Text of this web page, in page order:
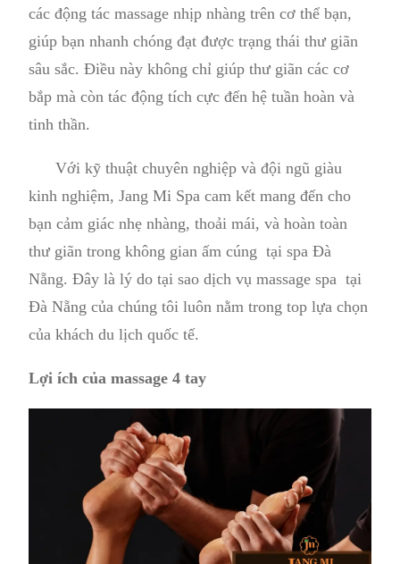
các động tác massage nhịp nhàng trên cơ thể bạn,
giúp bạn nhanh chóng đạt được trạng thái thư giãn
sâu sắc. Điều này không chỉ giúp thư giãn các cơ
bắp mà còn tác động tích cực đến hệ tuần hoàn và
tinh thần.
Với kỹ thuật chuyên nghiệp và đội ngũ giàu
kinh nghiệm, Jang Mi Spa cam kết mang đến cho
bạn cảm giác nhẹ nhàng, thoải mái, và hoàn toàn
thư giãn trong không gian ấm cúng tại spa Đà
Nẵng. Đây là lý do tại sao dịch vụ massage spa tại
Đà Nẵng của chúng tôi luôn nằm trong top lựa chọn
của khách du lịch quốc tế.
Lợi ích của massage 4 tay